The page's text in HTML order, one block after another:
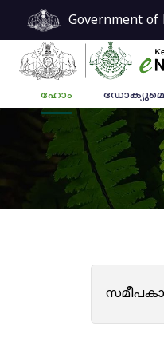
Government of
ഹോം